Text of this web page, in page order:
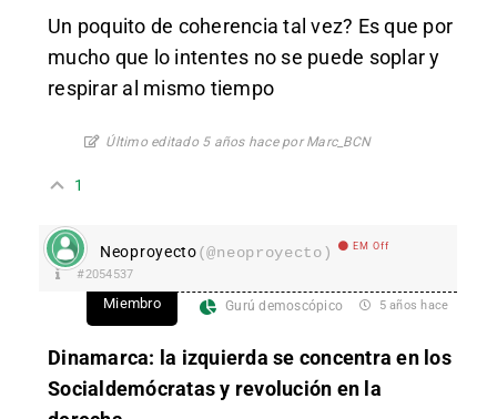
Un poquito de coherencia tal vez? Es que por
mucho que lo intentes no se puede soplar y
respirar al mismo tiempo
Último editado 5 años hace por Marc_BCN
1
Neoproyecto(@neoproyecto) EM Off
#2054537
Miembro Gurú demoscópico 5 años hace
Dinamarca: la izquierda se concentra en los
Socialdemócratas y revolución en la